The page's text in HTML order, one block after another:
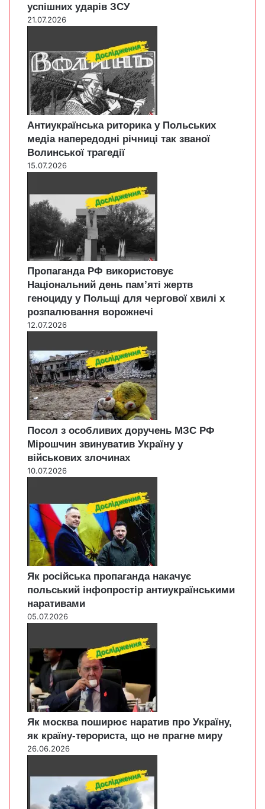
успішних ударів ЗСУ
21.07.2026
Антиукраїнська риторика у Польських
медіа напередодні річниці так званої
Волинської трагедії
15.07.2026
Пропаганда РФ використовує
Національний день пам’яті жертв
геноциду у Польщі для чергової хвилі х
розпалювання ворожнечі
12.07.2026
Посол з особливих доручень МЗС РФ
Мірошчин звинуватив Україну у
військових злочинах
10.07.2026
Як російська пропаганда накачує
польський інфопростір антиукраїнськими
наративами
05.07.2026
Як москва поширює наратив про Україну,
як країну-терориста, що не прагне миру
26.06.2026